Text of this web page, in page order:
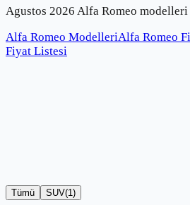
Agustos 2026 Alfa Romeo
Alfa Romeo ModelleriAlfa Romeo
Fiyat Listesi
Tümü SUV(1)